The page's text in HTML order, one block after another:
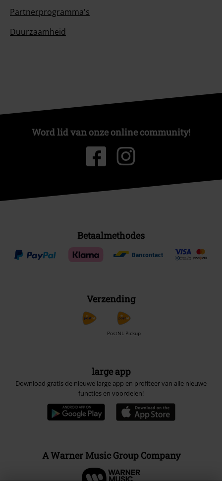
Partnerprogramma's
Duurzaamheid
Word lid van onze online community!
Betaalmethodes
Verzending
PostNL Pickup
large app
Download gratis de nieuwe large app en profiteer van alle nieuwe
functies en voordelen!
A Warner Music Group Company